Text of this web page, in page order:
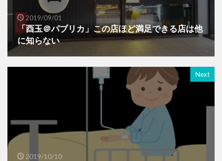
2019/09/01
「酉玉＠パブリカ」この店ほど満足できる店は他
に知らない
Next
2019/10/10